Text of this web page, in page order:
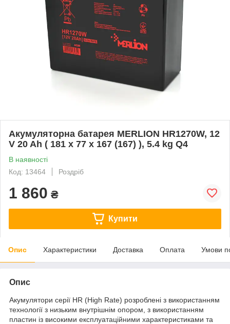
Акумуляторна батарея MERLION HR1270W, 12
V 20 Ah ( 181 х 77 х 167 (167) ), 5.4 kg Q4
В наявності
Код: 13464
Роздріб
1 860 ₴
Купити
Опис Характеристики Доставка Оплата Умови
Опис
Акумулятори серії HR (High Rate) розроблені з використанням
технології з низьким внутрішнім опором, з використанням
пластин із високими експлуатаційними характеристиками та